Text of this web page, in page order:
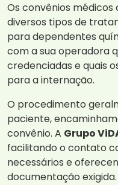
Os convênios
diversos tipos de
para dependentes
com a sua operadora
credenciadas e quais
para a internação.
O procedimento
paciente,
convênio. A Grupo
facilitando o contato
necessários e
documentação exigida.